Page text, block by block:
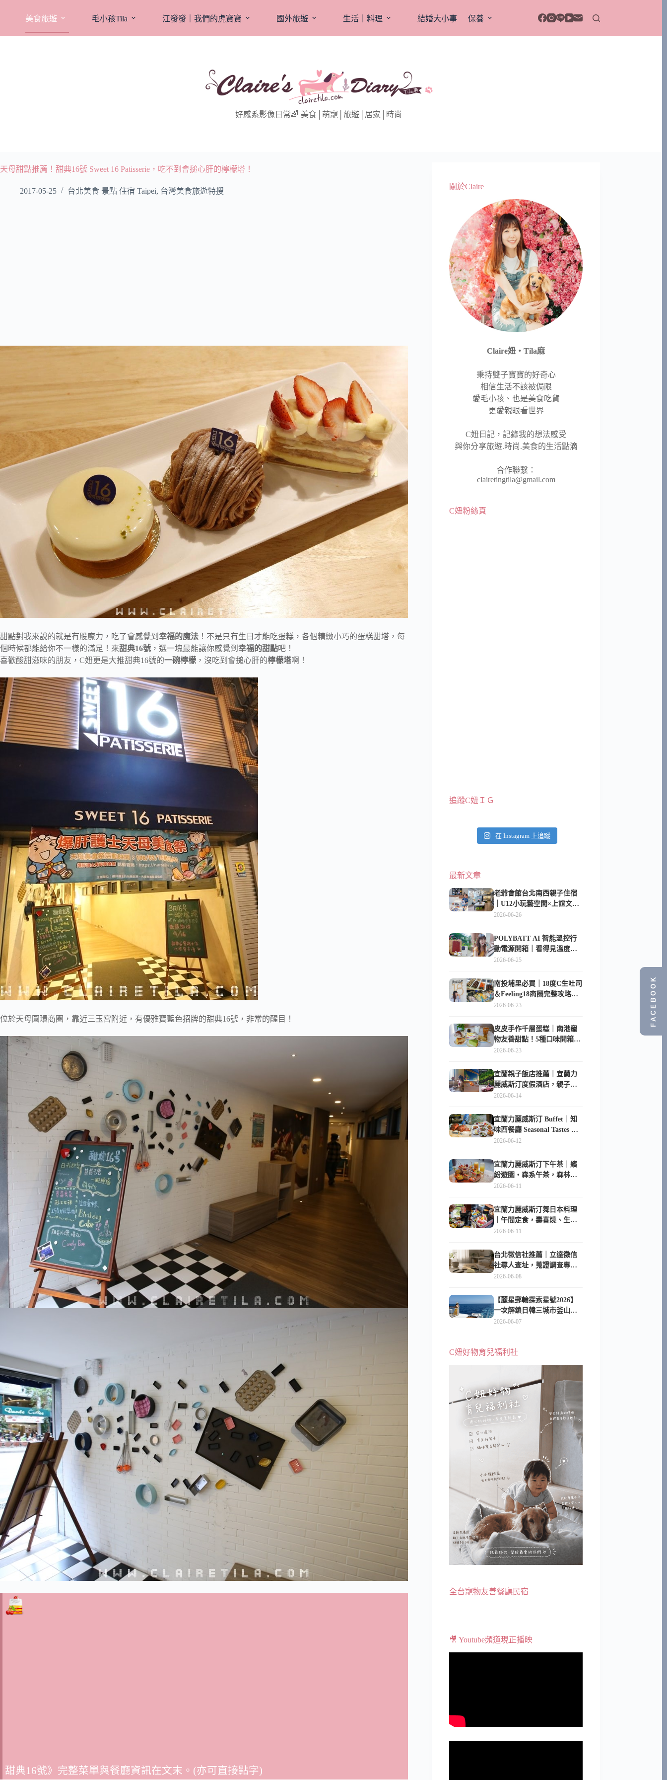
美食旅遊 毛小孩Tila 江發發｜我們的虎寶寶 國外旅遊 生活｜料理 結婚大小事 保養
好感系影像日常🌈 美食│萌寵│旅遊│居家│時尚
天母甜點推薦！甜典16號 Sweet 16 Patisserie，吃不到會搥心肝的檸檬塔！
2017-05-25 台北美食 景點 住宿 Taipei, 台灣美食旅遊特搜
甜點對我來說的就是有股魔力，吃了會感覺到 幸福的魔法 ！不是只有生日才能吃蛋糕，各個精緻小巧的蛋糕甜塔，每
個時候都能給你不一樣的滿足！來甜典16號 ，選一塊最能讓你感覺到 幸福的甜點吧！
喜歡酸甜滋味的朋友，C妞更是大推甜典16號的一碗檸檬 ，沒吃到會搥心肝的檸檬塔啊！
位於天母圓環商圈，靠近三玉宮附近，有優雅寶藍色招牌的甜典16號，非常的醒目！
甜典16號》完整菜單與餐廳資訊在文末。(亦可直接點字)
關於Claire
Claire妞‧Tila麻
秉持雙子寶寶的好奇心
相信生活不該被侷限
愛毛小孩、也是美食吃貨
更愛親眼看世界
C妞日記，記錄我的想法感受
與你分享旅遊.時尚.美食的生活點滴
合作聯繫：
clairetingtila@gmail.com
C妞粉絲頁
追蹤C妞ＩＧ
在 Instagram 上追蹤
最新文章
老爺會館台北南西親子住宿
｜U12小玩藝空間×上誼文
化，暑假帶孩子這樣玩
2026-06-26
POLYBATT AI 智能溫控行
動電源開箱｜看得見溫度與
電量，外出更安心的
2026-06-25
南投埔里必買｜18度C生吐司
＆Feeling18商圈完整攻略，
在地人帶路這樣逛
2026-06-23
皮皮手作千層蛋糕｜南港寵
物友善甜點！5種口味開箱，
比Lady M便宜一半的台北隱
2026-06-23
宜蘭親子飯店推薦｜宜蘭力
麗威斯汀度假酒店，親子
房、Buffet、泳池、兒童俱樂
2026-06-14
宜蘭力麗威斯汀 Buffet｜知
味西餐廳 Seasonal Tastes 晚
餐早餐吃什麼？
2026-06-12
宜蘭力麗威斯汀下午茶｜繽
紛遊園・森系午茶，森林系
甜點超好拍
2026-06-11
宜蘭力麗威斯汀舞日本料理
｜午間定食，壽喜燒、生魚
片與日式包廂空間
2026-06-11
台北徵信社推薦｜立達徵信
社尋人查址，蒐證調查專家
陪你找回失聯的家人
2026-06-08
【麗星郵輪探索星號2026】
一次解鎖日韓三城市釜山、
長崎、那霸｜餐點升級、表
2026-06-07
C妞好物育兒福利社
全台寵物友善餐廳民宿
🎥 Youtube頻道現正播映
FACEBOOK